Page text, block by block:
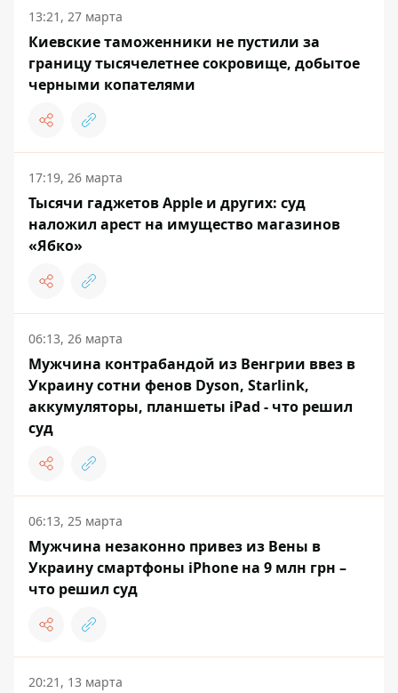
13:21, 27 марта
Киевские таможенники не пустили за
границу тысячелетнее сокровище, добытое
черными копателями
17:19, 26 марта
Тысячи гаджетов Apple и других: суд
наложил арест на имущество магазинов
«Ябко»
06:13, 26 марта
Мужчина контрабандой из Венгрии ввез в
Украину сотни фенов Dyson, Starlink,
аккумуляторы, планшеты iPad - что решил
суд
06:13, 25 марта
Мужчина незаконно привез из Вены в
Украину смартфоны iPhone на 9 млн грн –
что решил суд
20:21, 13 марта